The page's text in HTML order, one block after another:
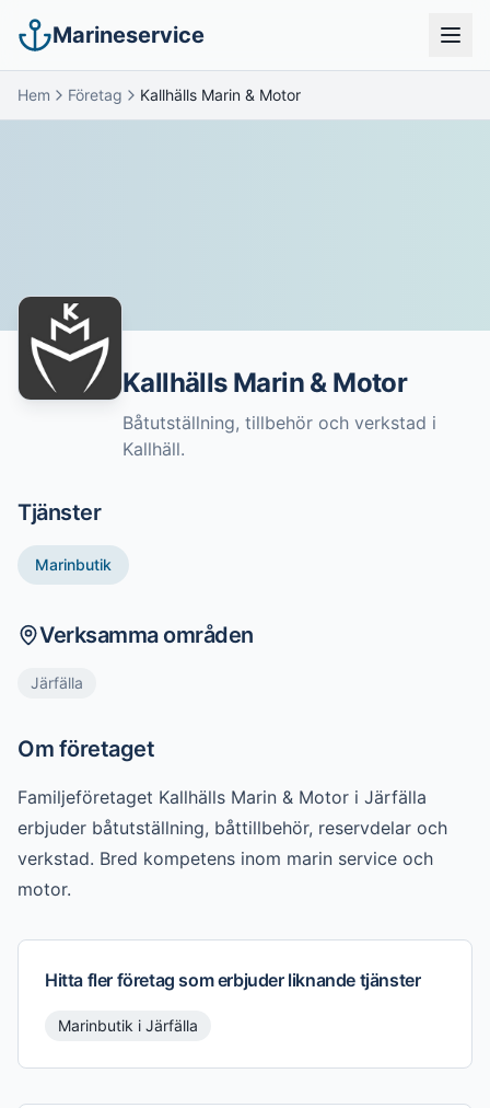
Marineservice
Hem Företag Kallhälls Marin & Motor
Kallhälls Marin & Motor
Båtutställning, tillbehör och verkstad i
Kallhäll.
Tjänster
Marinbutik
Verksamma områden
Järfälla
Om företaget
Familjeföretaget Kallhälls Marin & Motor i Järfälla
erbjuder båtutställning, båttillbehör, reservdelar och
verkstad. Bred kompetens inom marin service och
motor.
Hitta fler företag som erbjuder liknande tjänster
Marinbutik i Järfälla